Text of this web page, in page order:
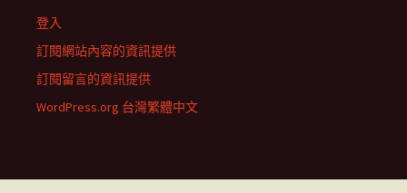
登入
訂閱網站內容的資訊提供
訂閱留言的資訊提供
WordPress.org 台灣繁體中文